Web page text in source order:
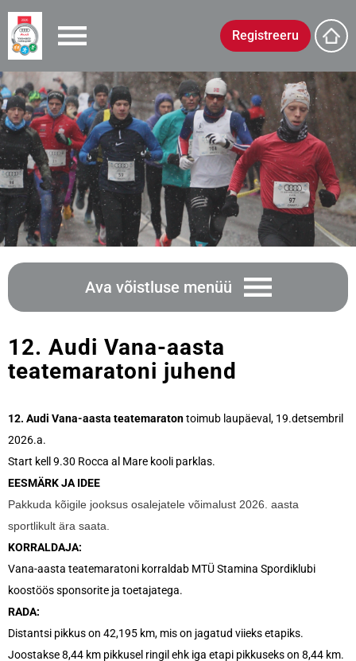
Registreeru
Ava võistluse menüü
12. Audi Vana-aasta
teatemaratoni juhend
12. Audi Vana-aasta teatemaratontoimub laupäeval, 19.detsembril
2026.a.
Start kell 9.30 Rocca al Mare kooli parklas.
EESMÄRK JA IDEE
Pakkuda kõigile jooksus osalejatele võimalust 2026. aasta
sportlikult ära saata.
KORRALDAJA:
Vana-aasta teatemaratoni korraldab MTÜ Stamina Spordiklubi
koostöös sponsorite ja toetajatega.
RADA:
Distantsi pikkus on 42,195 km, mis on jagatud viieks etapiks.
Joostakse 8,44 km pikkusel ringil ehk iga etapi pikkuseks on 8,44 km.